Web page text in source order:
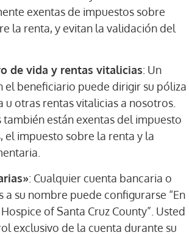
exentas de impuestos sobre
la renta, y evitan la validación del
de vida y rentas vitalicias: Un
el beneficiario puede dirigir su póliza
u otras rentas vitalicias a nosotros.
también están exentas del impuesto
el impuesto sobre la renta y la
: Cualquier cuenta bancaria o
a su nombre puede configurarse “En
of Santa Cruz County”. Usted
exclusivo de la cuenta durante su